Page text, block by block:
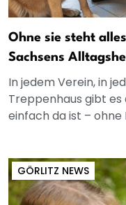
Ohne sie steht
Sachsens
In jedem Verein, in
Treppenhaus gibt es
einfach da ist – ohne
GÖRLITZ NEWS